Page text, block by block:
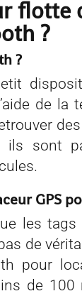
?
?
de la
ils sont
GPS
les
de
pour
de